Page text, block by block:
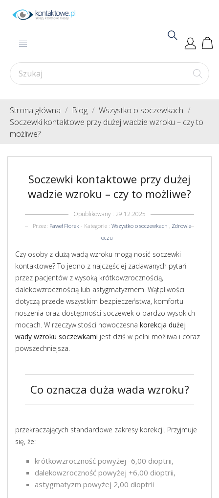
Strona główna Blog
Wszystko o soczewkach
Soczewki kontaktowe przy dużej wadzie wzroku – czy to
możliwe?
Soczewki kontaktowe przy dużej
wadzie wzroku – czy to możliwe?
Opublikowany : 29.12.2025
Przez: Paweł Florek - Kategorie : Wszystko o soczewkach , Zdrowie
oczu
Czy osoby z dużą wadą wzroku mogą nosić soczewki
kontaktowe? To jedno z najczęściej zadawanych pytań
przez pacjentów z wysoką krótkowzrocznością,
dalekowzrocznością lub astygmatyzmem. Wątpliwości
dotyczą przede wszystkim bezpieczeństwa, komfortu
noszenia oraz dostępności soczewek o bardzo wysokich
mocach. W rzeczywistości nowoczesna korekcja dużej
wady wzroku soczewkami jest dziś w pełni możliwa i coraz
powszechniejsza.
Co oznacza duża wada wzroku?
przekraczających standardowe zakresy korekcji. Przyjmuje
się, że:
krótkowzroczność powyżej -6,00 dioptrii,
dalekowzroczność powyżej +6,00 dioptrii,
astygmatyzm powyżej 2,00 dioptrii